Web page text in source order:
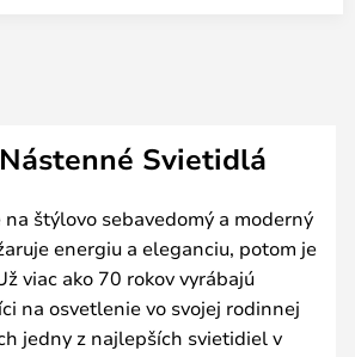
Svietidlá
štýlovo sebavedomý a moderný
energiu a eleganciu, potom je
viac ako 70 rokov vyrábajú
na osvetlenie vo svojej rodinnej
jedny z najlepších svietidiel v